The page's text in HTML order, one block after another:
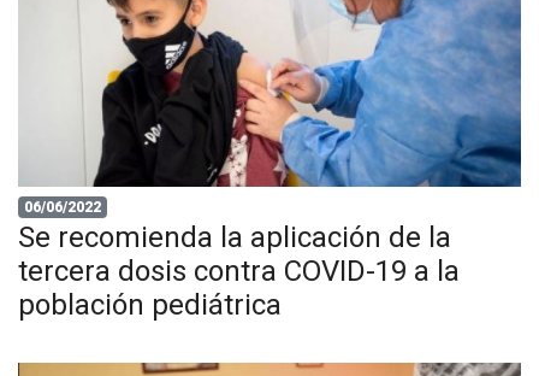
06/06/2022
Se recomienda la aplicación de la
tercera dosis contra COVID-19 a la
población pediátrica